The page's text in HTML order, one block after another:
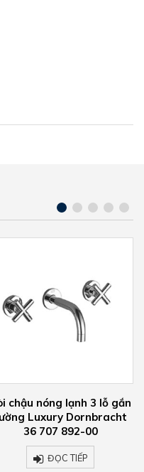
lạnh 3 lỗ gắn
Dornbracht
892-00
ĐỌC TIẾP
Just
Ceiling